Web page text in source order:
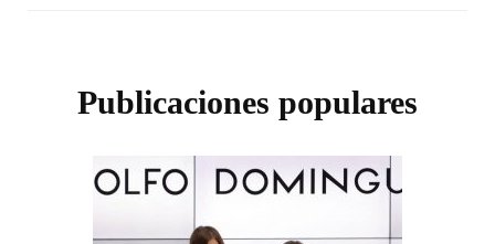
Publicaciones populares